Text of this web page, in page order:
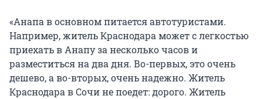
«Анапа в основном питается автотуристами.
Например, житель Краснодара может с легкостью
приехать в Анапу за несколько часов и
разместиться на два дня. Во-первых, это очень
дешево, а во-вторых, очень надежно. Житель
Краснодара в Сочи не поедет: дорого. Житель